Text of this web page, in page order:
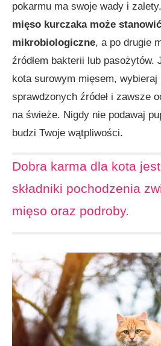
pokarmu ma swoje wady i
mięso kurczaka może
mikrobiologiczne, a po drugie
źródłem bakterii lub pasożytów.
kota surowym mięsem, wybieraj
sprawdzonych źródeł i zawsze
na świeże. Nigdy nie podawaj
budzi Twoje wątpliwości.
Dobra karma dla kota
składniki pochodzenia
mięso oraz podroby.